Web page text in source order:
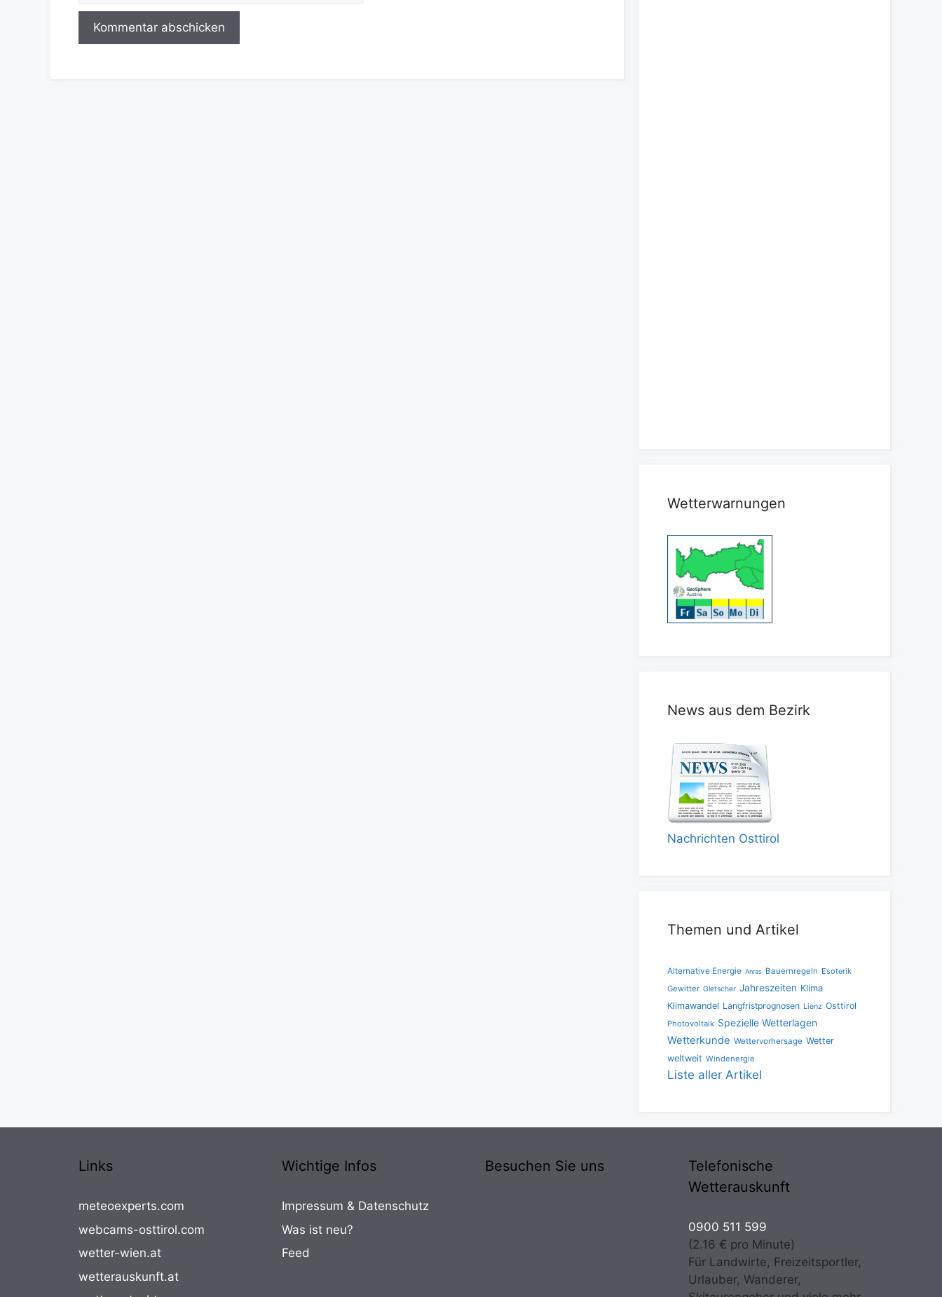
Wetterwarnungen
News aus dem Bezirk
Nachrichten Osttirol
Themen und Artikel
Alternative Energie Anras Bauernregeln Esoterik
Gewitter Gletscher Jahreszeiten Klima
Klimawandel Langfristprognosen Lienz Osttirol
Photovoltaik Spezielle Wetterlagen
Wetterkunde Wettervorhersage Wetter
weltweit Windenergie
Liste aller Artikel
Links
meteoexperts.com
webcams-osttirol.com
wetter-wien.at
wetterauskunft.at
Wichtige Infos
Impressum & Datenschutz
Was ist neu?
Feed
Besuchen Sie uns
Telefonische
Wetterauskunft
0900 511 599
(2.16 € pro Minute)
Für Landwirte, Freizeitsportler,
Urlauber, Wanderer,